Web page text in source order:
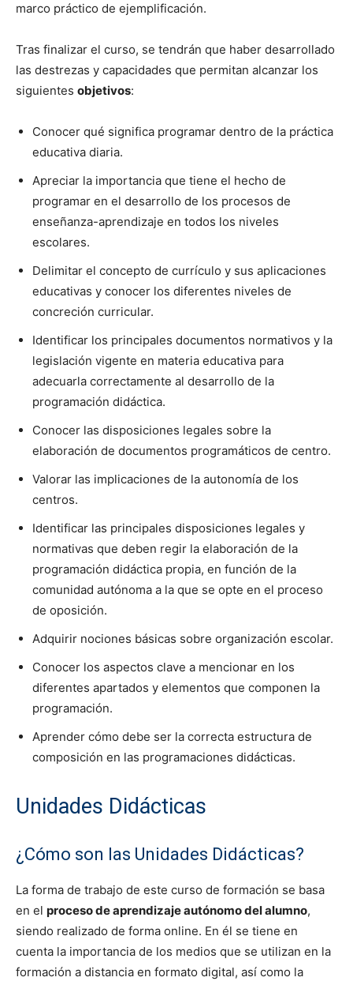
marco práctico de ejemplificación.
Tras finalizar el curso, se tendrán que haber desarrollado
las destrezas y capacidades que permitan alcanzar los
siguientes objetivos:
Conocer qué significa programar dentro de la práctica
educativa diaria.
Apreciar la importancia que tiene el hecho de
programar en el desarrollo de los procesos de
enseñanza-aprendizaje en todos los niveles
escolares.
Delimitar el concepto de currículo y sus aplicaciones
educativas y conocer los diferentes niveles de
concreción curricular.
Identificar los principales documentos normativos y la
legislación vigente en materia educativa para
adecuarla correctamente al desarrollo de la
programación didáctica.
Conocer las disposiciones legales sobre la
elaboración de documentos programáticos de centro.
Valorar las implicaciones de la autonomía de los
centros.
Identificar las principales disposiciones legales y
normativas que deben regir la elaboración de la
programación didáctica propia, en función de la
comunidad autónoma a la que se opte en el proceso
de oposición.
Adquirir nociones básicas sobre organización escolar.
Conocer los aspectos clave a mencionar en los
diferentes apartados y elementos que componen la
programación.
Aprender cómo debe ser la correcta estructura de
composición en las programaciones didácticas.
Unidades Didácticas
¿Cómo son las Unidades Didácticas?
La forma de trabajo de este curso de formación se basa
en el proceso de aprendizaje autónomo del alumno,
siendo realizado de forma online. En él se tiene en
cuenta la importancia de los medios que se utilizan en la
formación a distancia en formato digital, así como la